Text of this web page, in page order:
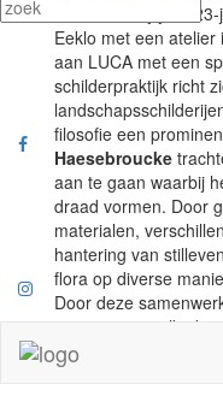
,
Eeklo met een
aan LUCA met een
schilderpraktijk richt
filosofie een
Haesebroucke
aan te gaan waarbij
draad vormen. Door
materialen,
hantering van
flora op diverse
Door deze
repetitie voor elke
pijler is.